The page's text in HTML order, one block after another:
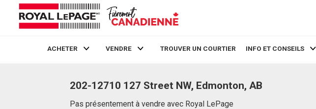
ACHETER VENDRE TROUVER UN COURTIER INFO ET CONSEILS
202-12710 127 Street NW, Edmonton, AB
Pas présentement à vendre avec Royal LePage